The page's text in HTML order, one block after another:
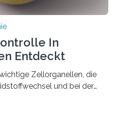
In
Entdeckt
Zellorganellen, die
und bei der
Enzyme präzise in